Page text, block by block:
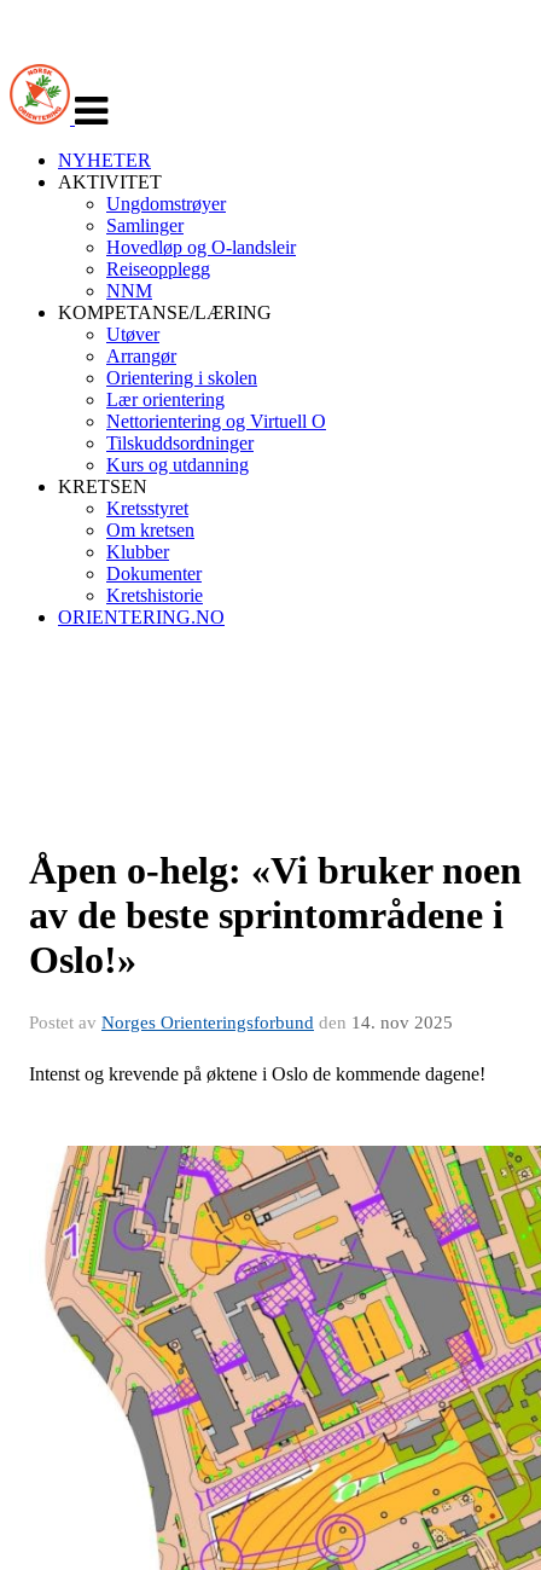
navigasjon
NYHETER
AKTIVITET
Ungdomstrøyer
Samlinger
Hovedløp og O-landsleir
Reiseopplegg
NNM
KOMPETANSE/LÆRING
Utøver
Arrangør
Orientering i skolen
Lær orientering
Nettorientering og Virtuell O
Tilskuddsordninger
Kurs og utdanning
KRETSEN
Kretsstyret
Om kretsen
Klubber
Dokumenter
Kretshistorie
ORIENTERING.NO
Åpen o-helg: «Vi bruker noen
av de beste sprintområdene i
Oslo!»
Postet av Norges Orienteringsforbund den 14. nov 2025
Intenst og krevende på øktene i Oslo de kommende dagene!